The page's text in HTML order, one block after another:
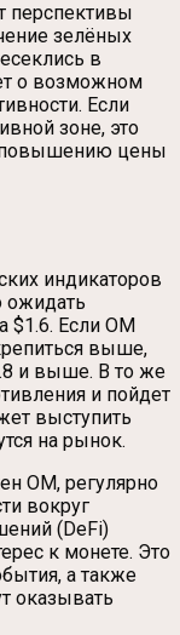
перспективы
зелёных
в
о возможном
Если
зоне, это
повышению цены
индикаторов
ожидать
$1.6. Если OM
выше,
и выше. В то же
и пойдет
выступить
на рынок.
OM, регулярно
вокруг
(DeFi)
к монете. Это
а также
оказывать